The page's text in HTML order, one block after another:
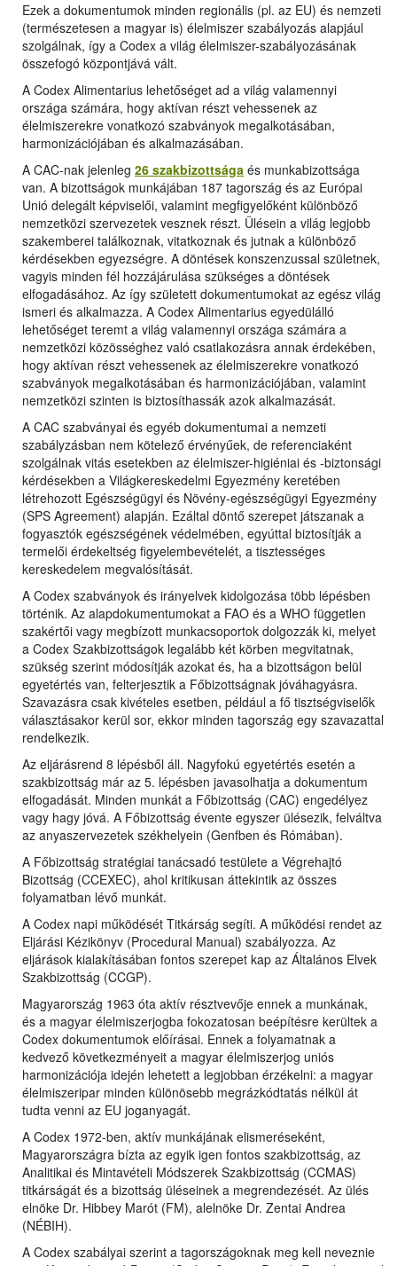
Ezek a dokumentumok minden regionális (pl. az EU) és nemzeti
(természetesen a magyar is) élelmiszer szabályozás alapjául
szolgálnak, így a Codex a világ élelmiszer-szabályozásának
összefogó központjává vált.
A Codex Alimentarius lehetőséget ad a világ valamennyi
országa számára, hogy aktívan részt vehessenek az
élelmiszerekre vonatkozó szabványok megalkotásában,
harmonizációjában és alkalmazásában.
A CAC-nak jelenleg 26 szakbizottsága és munkabizottsága
van. A bizottságok munkájában 187 tagország és az Európai
Unió delegált képviselői, valamint megfigyelőként különböző
nemzetközi szervezetek vesznek részt. Ülésein a világ legjobb
szakemberei találkoznak, vitatkoznak és jutnak a különböző
kérdésekben egyezségre. A döntések konszenzussal születnek,
vagyis minden fél hozzájárulása szükséges a döntések
elfogadásához. Az így született dokumentumokat az egész világ
ismeri és alkalmazza. A Codex Alimentarius egyedülálló
lehetőséget teremt a világ valamennyi országa számára a
nemzetközi közösséghez való csatlakozásra annak érdekében,
hogy aktívan részt vehessenek az élelmiszerekre vonatkozó
szabványok megalkotásában és harmonizációjában, valamint
nemzetközi szinten is biztosíthassák azok alkalmazását.
A CAC szabványai és egyéb dokumentumai a nemzeti
szabályzásban nem kötelező érvényűek, de referenciaként
szolgálnak vitás esetekben az élelmiszer-higiéniai és -biztonsági
kérdésekben a Világkereskedelmi Egyezmény keretében
létrehozott Egészségügyi és Növény-egészségügyi Egyezmény
(SPS Agreement) alapján. Ezáltal döntő szerepet játszanak a
fogyasztók egészségének védelmében, egyúttal biztosítják a
termelői érdekeltség figyelembevételét, a tisztességes
kereskedelem megvalósítását.
A Codex szabványok és irányelvek kidolgozása több lépésben
történik. Az alapdokumentumokat a FAO és a WHO független
szakértői vagy megbízott munkacsoportok dolgozzák ki, melyet
a Codex Szakbizottságok legalább két körben megvitatnak,
szükség szerint módosítják azokat és, ha a bizottságon belül
egyetértés van, felterjesztik a Főbizottságnak jóváhagyásra.
Szavazásra csak kivételes esetben, például a fő tisztségviselők
választásakor kerül sor, ekkor minden tagország egy szavazattal
rendelkezik.
Az eljárásrend 8 lépésből áll. Nagyfokú egyetértés esetén a
szakbizottság már az 5. lépésben javasolhatja a dokumentum
elfogadását. Minden munkát a Főbizottság (CAC) engedélyez
vagy hagy jóvá. A Főbizottság évente egyszer ülésezik, felváltva
az anyaszervezetek székhelyein (Genfben és Rómában).
A Főbizottság stratégiai tanácsadó testülete a Végrehajtó
Bizottság (CCEXEC), ahol kritikusan áttekintik az összes
folyamatban lévő munkát.
A Codex napi működését Titkárság segíti. A működési rendet az
Eljárási Kézikönyv (Procedural Manual) szabályozza. Az
eljárások kialakításában fontos szerepet kap az Általános Elvek
Szakbizottság (CCGP).
Magyarország 1963 óta aktív résztvevője ennek a munkának,
és a magyar élelmiszerjogba fokozatosan beépítésre kerültek a
Codex dokumentumok előírásai. Ennek a folyamatnak a
kedvező következményeit a magyar élelmiszerjog uniós
harmonizációja idején lehetett a legjobban érzékelni: a magyar
élelmiszeripar minden különösebb megrázkódtatás nélkül át
tudta venni az EU joganyagát.
A Codex 1972-ben, aktív munkájának elismeréseként,
Magyarországra bízta az egyik igen fontos szakbizottság, az
Analitikai és Mintavételi Módszerek Szakbizottság (CCMAS)
titkárságát és a bizottság üléseinek a megrendezését. Az ülés
elnöke Dr. Hibbey Marót (FM), alelnöke Dr. Zentai Andrea
(NÉBIH).
A Codex szabályai szerint a tagországoknak meg kell neveznie